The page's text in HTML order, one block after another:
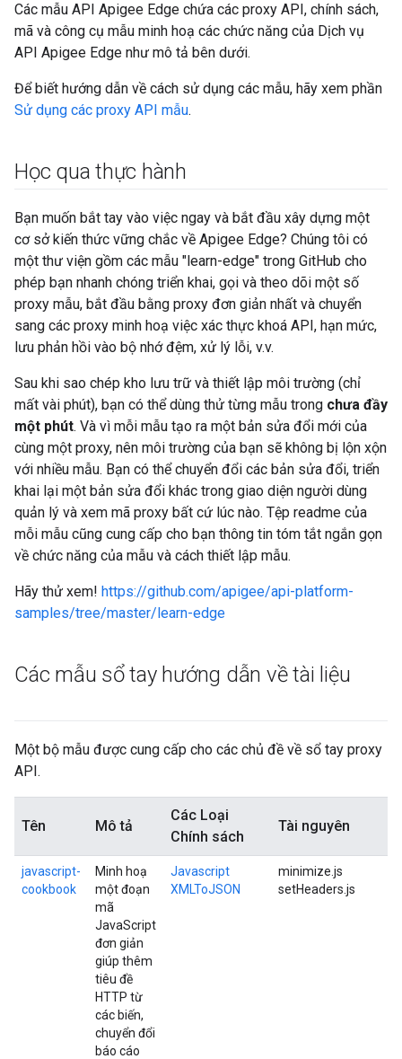
Các mẫu API Apigee Edge chứa các proxy API, chính sách,
mã và công cụ mẫu minh hoạ các chức năng của Dịch vụ
API Apigee Edge như mô tả bên dưới.
Để biết hướng dẫn về cách sử dụng các mẫu, hãy xem phần
Sử dụng các proxy API mẫu.
Học qua thực hành
Bạn muốn bắt tay vào việc ngay và bắt đầu xây dựng một
cơ sở kiến thức vững chắc về Apigee Edge? Chúng tôi có
một thư viện gồm các mẫu "learn-edge" trong GitHub cho
phép bạn nhanh chóng triển khai, gọi và theo dõi một số
proxy mẫu, bắt đầu bằng proxy đơn giản nhất và chuyển
sang các proxy minh hoạ việc xác thực khoá API, hạn mức,
lưu phản hồi vào bộ nhớ đệm, xử lý lỗi, v.v.
Sau khi sao chép kho lưu trữ và thiết lập môi trường (chỉ
mất vài phút), bạn có thể dùng thử từng mẫu trong chưa đầy
một phút. Và vì mỗi mẫu tạo ra một bản sửa đổi mới của
cùng một proxy, nên môi trường của bạn sẽ không bị lộn xộn
với nhiều mẫu. Bạn có thể chuyển đổi các bản sửa đổi, triển
khai lại một bản sửa đổi khác trong giao diện người dùng
quản lý và xem mã proxy bất cứ lúc nào. Tệp readme của
mỗi mẫu cũng cung cấp cho bạn thông tin tóm tắt ngắn gọn
về chức năng của mẫu và cách thiết lập mẫu.
Hãy thử xem! https://github.com/apigee/api-platform-
samples/tree/master/learn-edge
Các mẫu sổ tay hướng dẫn về tài liệu
Một bộ mẫu được cung cấp cho các chủ đề về sổ tay proxy
API.
Tên Mô tả
Các Loại
Chính sách
Tài nguyên
javascript-
cookbook
Minh hoạ
một đoạn
mã
JavaScript
đơn giản
giúp thêm
tiêu đề
HTTP từ
các biến,
chuyển đổi
báo cáo
Javascript
XMLToJSON
minimize.js
setHeaders.js